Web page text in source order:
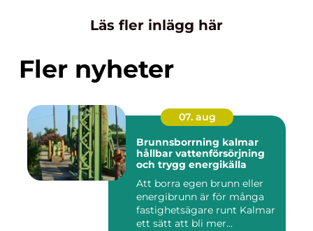
Läs fler inlägg här
Fler nyheter
07. aug
Brunnsborrning kalmar
hållbar vattenförsörjning
och trygg energikälla
Att borra egen brunn eller
energibrunn är för många
fastighetsägare runt Kalmar
ett sätt att bli mer...